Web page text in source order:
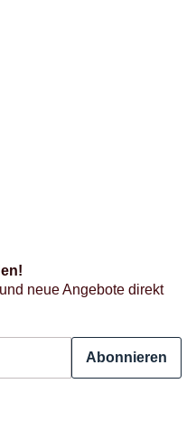
neue Angebote direkt
Abonnieren